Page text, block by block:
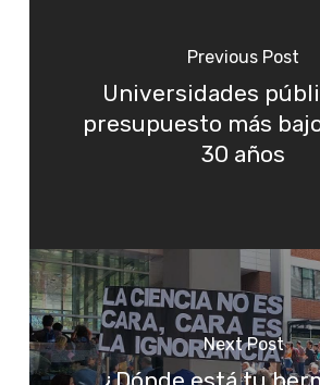
Previous Post
Universidades
presupuesto más
30 años
Next Post